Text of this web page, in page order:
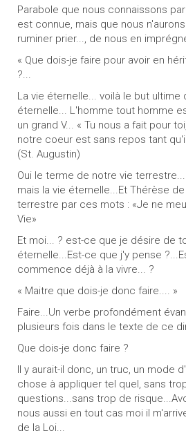
Parabole que nous connaissons
est connue, mais que nous
ruminer prier..., de nous en
« Que dois-je faire pour avoir en
?...
La vie éternelle... voilà le but ultime
éternelle... L'homme tout homme
un grand V... « Tu nous a fait pour
notre coeur est sans repos tant
(St. Augustin)
Oui le terme de notre vie
mais la vie éternelle...Et Thérèse
terrestre par ces mots : «Je ne
Vie»
Et moi... ? est-ce que je désire de
éternelle...Est-ce que j'y pense
commence déjà à la vivre... ?
« Maitre que dois-je donc faire.... »
Faire...Un verbe profondément
plusieurs fois dans le texte de ce
Que dois-je donc faire ?
Il y aurait-il donc, un truc, un mode
chose à appliquer tel quel, sans
questions...sans trop de
nous aussi en tout cas moi il
de la Loi...